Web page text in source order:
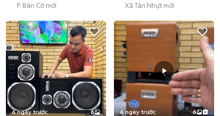
P. Bàn Cờ mới
Xã Tân Nhựt mới
6 ngày trước 6 6 ngày trước 6